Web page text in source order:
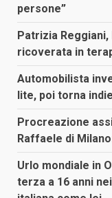
persone”
Patrizia Reggiani,
ricoverata in
Automobilista
lite, poi torna
Procreazione
Raffaele di
Urlo mondiale in
terza a 16 anni